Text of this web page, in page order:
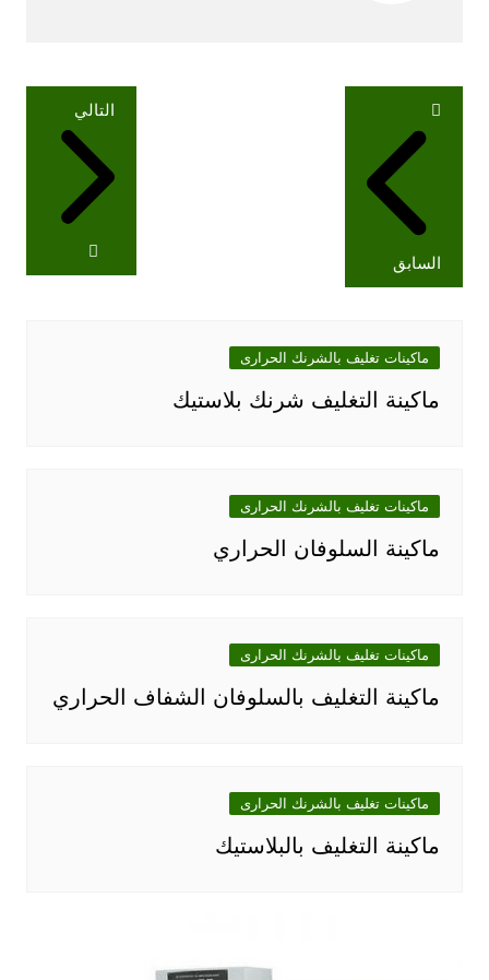
تصفّح
المقالات
السابق
التالي
ماكينات تغليف بالشرنك الحرارى
ماكينة التغليف شرنك بلاستيك
ماكينات تغليف بالشرنك الحرارى
ماكينة السلوفان الحراري
ماكينات تغليف بالشرنك الحرارى
ماكينة التغليف بالسلوفان الشفاف الحراري
ماكينات تغليف بالشرنك الحرارى
ماكينة التغليف بالبلاستيك